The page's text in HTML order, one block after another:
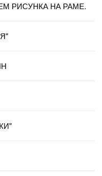
РИСУНКА НА РАМЕ.